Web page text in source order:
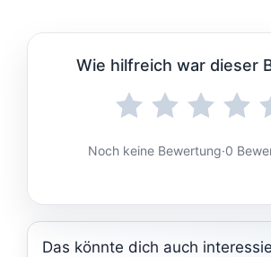
Wie hilfreich war dieser
Noch keine Bewertung·0
Das könnte dich auch